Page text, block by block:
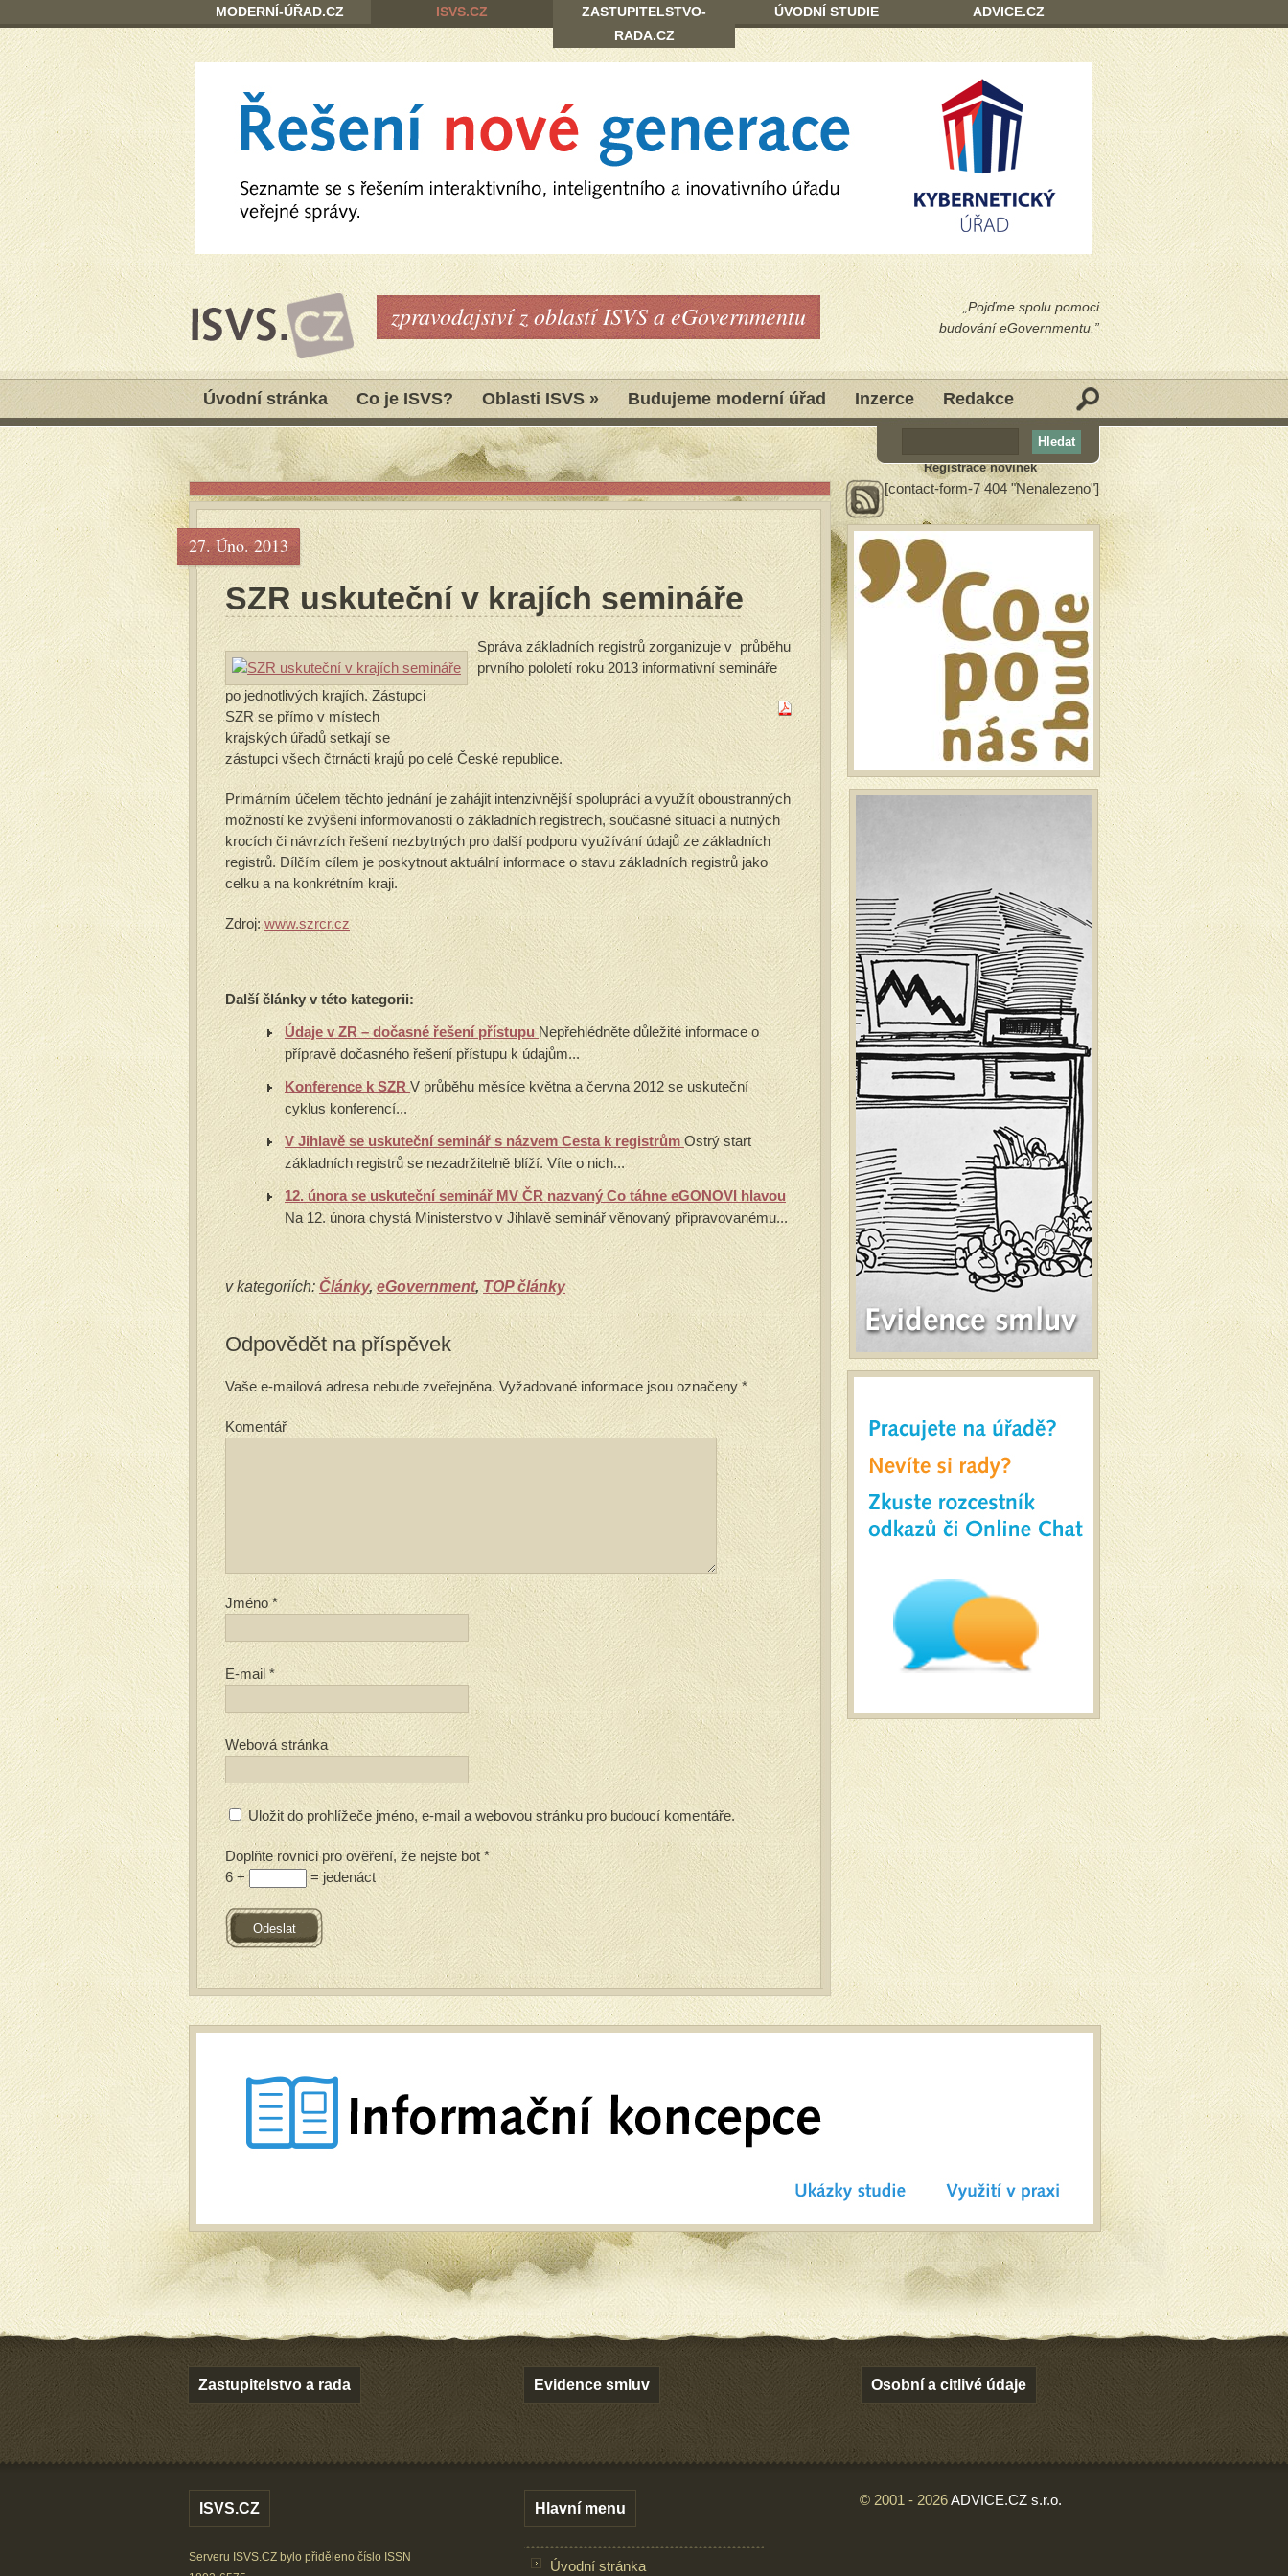
„Pojďme spolu pomoci
budování eGovernmentu.”
zpravodajství z oblastí ISVS a eGovernmentu
Úvodní stránka Co je ISVS? Oblasti ISVS » Budujeme moderní úřad Inzerce Redakce
27. Úno. 2013
SZR uskuteční v krajích semináře
Správa základních registrů zorganizuje v průběhu
prvního pololetí roku 2013 informativní semináře
po jednotlivých krajích. Zástupci
SZR se přímo v místech
krajských úřadů setkají se
zástupci všech čtrnácti krajů po celé České republice.
Primárním účelem těchto jednání je zahájit intenzivnější spolupráci a využít oboustranných
možností ke zvýšení informovanosti o základních registrech, současné situaci a nutných
krocích či návrzích řešení nezbytných pro další podporu využívání údajů ze základních
registrů. Dílčím cílem je poskytnout aktuální informace o stavu základních registrů jako
celku a na konkrétním kraji.
Zdroj:www.szrcr.cz
Další články v této kategorii:
Údaje v ZR – dočasné řešení přístupu Nepřehlédněte důležité informace o
přípravě dočasného řešení přístupu k údajům...
Konference k SZRV průběhu měsíce května a června 2012 se uskuteční
cyklus konferencí...
V Jihlavě se uskuteční seminář s názvem Cesta k registrům Ostrý start
základních registrů se nezadržitelně blíží. Víte o nich...
12. února se uskuteční seminář MV ČR nazvaný Co táhne eGONOVI hlavou
Na 12. února chystá Ministerstvo v Jihlavě seminář věnovaný připravovanému...
v kategoriích: Články, eGovernment,TOP články
Odpovědět na příspěvek
Vaše e-mailová adresa nebude zveřejněna.Vyžadované informace jsou označeny*
Komentář
Jméno*
E-mail *
Webová stránka
Uložit do prohlížeče jméno, e-mail a webovou stránku pro budoucí komentáře.
Doplňte rovnici pro ověření, že nejste bot *
6 +
= jedenáct
Registrace novinek
[contact-form-7 404 "Nenalezeno"]
Zastupitelstvo a rada Evidence smluv Osobní a citlivé údaje
ISVS.CZ
Serveru ISVS.CZ bylo přiděleno číslo ISSN
Hlavní menu
Úvodní stránka
© 2001 - 2026ADVICE.CZ s.r.o.
MODERNÍ-ÚŘAD.CZ ISVS.CZ
ZASTUPITELSTVO-
RADA.CZ
ÚVODNÍ STUDIE ADVICE.CZ